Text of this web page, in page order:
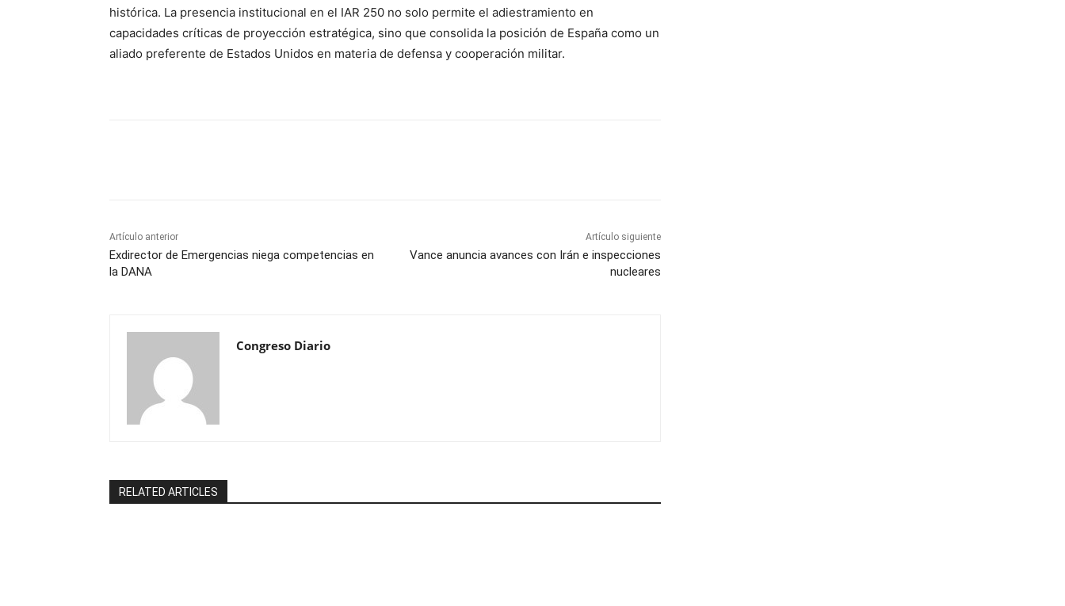
histórica. La presencia institucional en el IAR 250 no solo permite el adiestramiento en
capacidades críticas de proyección estratégica, sino que consolida la posición de España como un
aliado preferente de Estados Unidos en materia de defensa y cooperación militar.
Artículo anterior
Exdirector de Emergencias niega competencias en
la DANA
Artículo siguiente
Vance anuncia avances con Irán e inspecciones
nucleares
Congreso Diario
RELATED ARTICLES